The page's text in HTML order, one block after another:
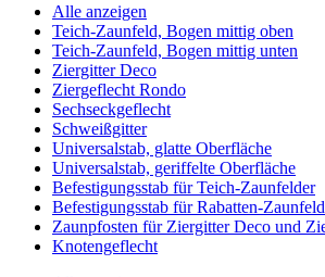
Alle anzeigen
Teich-Zaunfeld, Bogen mittig oben
Teich-Zaunfeld, Bogen mittig unten
Ziergitter Deco
Ziergeflecht Rondo
Sechseckgeflecht
Schweißgitter
Universalstab, glatte Oberfläche
Universalstab, geriffelte Oberfläche
Befestigungsstab für Teich-Zaunfelder
Befestigungsstab für Rabatten-
Zaunpfosten für Ziergitter Deco und
Knotengeflecht